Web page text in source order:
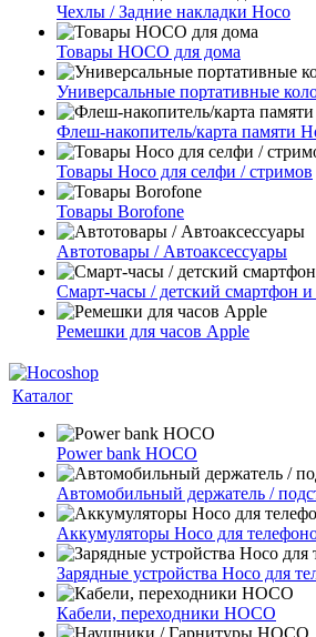
Чехлы / Задние накладки Hoco
Товары HOCO для дома
Универсальные портативные
Флеш-накопитель/карта памяти
Товары Hoco для селфи / стримов
Товары Borofone
Автотовары / Автоаксессуары
Смарт-часы / детский смартфон
Ремешки для часов Apple
Каталог
Power bank HOCO
Автомобильный держатель /
Аккумуляторы Hoco для
Зарядные устройства Hoco для
Кабели, переходники HOCO